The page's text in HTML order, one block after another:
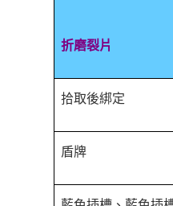
折磨裂片
拾取後綁定
盾牌